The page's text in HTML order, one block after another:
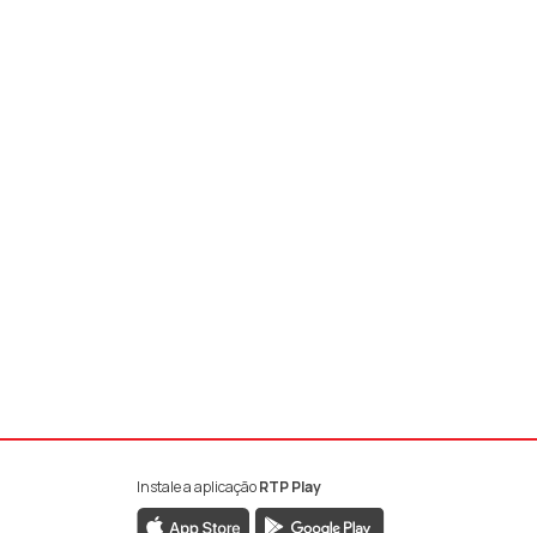
da RTP Antena 1
da RTP Antena 1
YouTube da RTP Antena 1
Instale a aplicaçãoRTP Play